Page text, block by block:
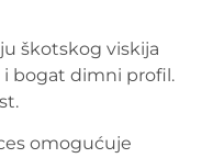
škotskog viskija
bogat dimni profil.
omogućuje